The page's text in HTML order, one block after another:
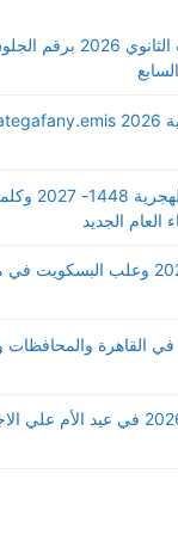
معرفة نتيجة الصف الثالث
رسائل تهنئة
جميع أسعار كحك العيد 2026 وعلب
تخفيضات كارفور مارس 2026 في عيد